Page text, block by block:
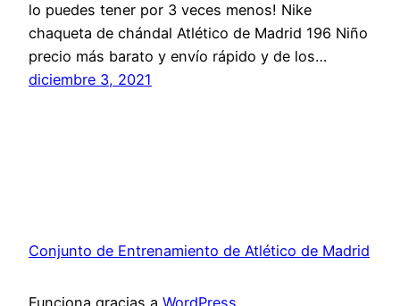
lo puedes tener por 3 veces menos! Nike
chaqueta de chándal Atlético de Madrid 196 Niño
precio más barato y envío rápido y de los…
diciembre 3, 2021
Conjunto de Entrenamiento de Atlético de Madrid